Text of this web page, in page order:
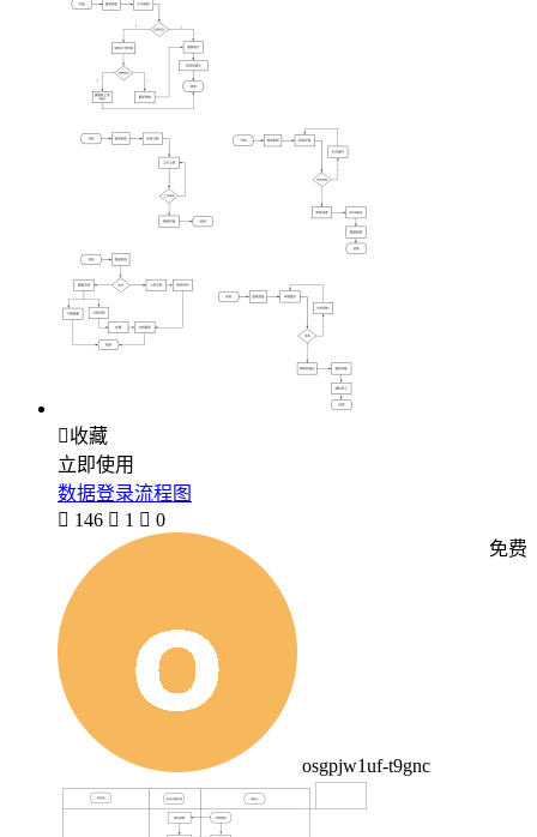
收藏
立即使用
数据登录流程图
 146  1  0
osgpjw1uf-t9gnc
免费